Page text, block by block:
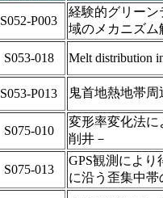
S052-P003
経験的グリー
域のメカニズム
S053-018 Melt distribution
S053-P013 鬼首地熱地帯
S075-010
変形率変化法
削井－
S075-013
GPS観測によ
に沿う歪集中帯